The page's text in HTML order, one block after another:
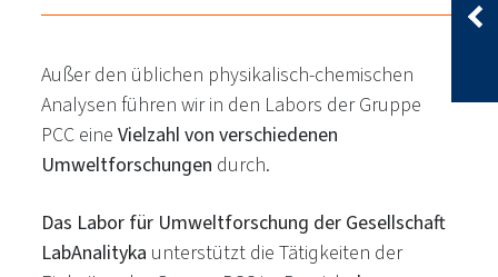
Außer den üblichen physikalisch-chemischen
Analysen führen wir in den Labors der Gruppe
PCC eineVielzahl von verschiedenen
Umweltforschungen durch.
Das Labor für Umweltforschung der Gesellschaft
LabAnalityka unterstützt die Tätigkeiten der